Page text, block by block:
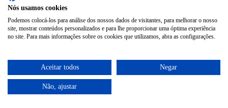
Nós usamos cookies
Podemos colocá-los para análise dos nossos dados de visitantes, para melhorar o nosso
site, mostrar conteúdos personalizados e para lhe proporcionar uma óptima experiência
no site. Para mais informações sobre os cookies que utilizamos, abra as configurações.
Aceitar todos Negar
Não, ajustar